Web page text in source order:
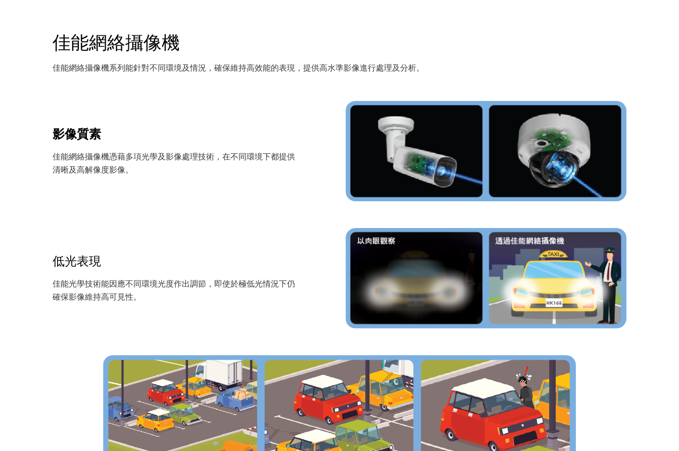
佳能網絡攝像機
佳能網絡攝像機系列能針對不同環境及情況，確保維持高效能的表現，提供高水準影像進行處理及分析。
影像質素
佳能網絡攝像機憑藉多項光學及影像處理技術，在不同環境下都提供
清晰及高解像度影像。
低光表現
佳能光學技術能因應不同環境光度作出調節，即使於極低光情況下仍
確保影像維持高可見性。